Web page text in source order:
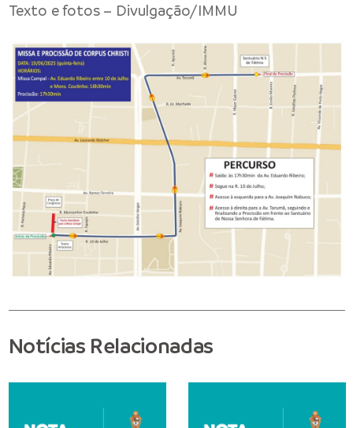
Texto e fotos – Divulgação/IMMU
Notícias Relacionadas